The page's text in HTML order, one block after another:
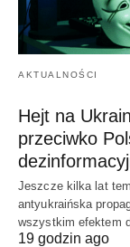
AKTUALNOŚCI
Hejt na
przeciwko
Jeszcze kilka lat
antyukraińska
wszystkim efektem
19 godzin ago